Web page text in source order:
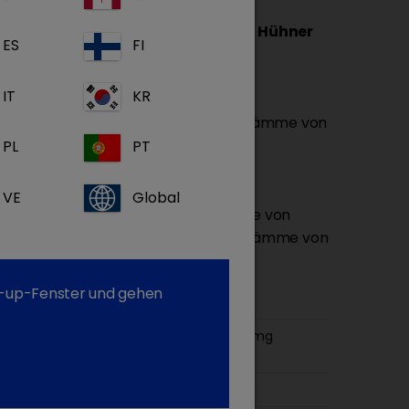
das Trinkwasser für Schweine, Hühner
der klinischen Symptome von
durch Doxycyclin-empfindliche Stämme von
und Pasteurella multocida
der klinischen Symptome von
denen Doxycyclin-empfindliche Stämme von
beteiligt sind.
500 mg, entspricht 433 mg
ES FI
IT KR
PL PT
VE Global
up-Fenster und gehen